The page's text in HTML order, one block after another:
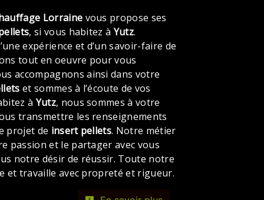
Lorraine vous propose ses
, si vous habitez à Yutz.
expérience et d’un savoir-faire de
tout en oeuvre pour vous
accompagnons ainsi dans votre
et sommes à l’écoute de vos
à Yutz, nous sommes à votre
transmettre les renseignements
projet de insert pellets. Notre métier
passion et le partager avec vous
notre désir de réussir. Toute notre
et travaille avec propreté et rigueur.